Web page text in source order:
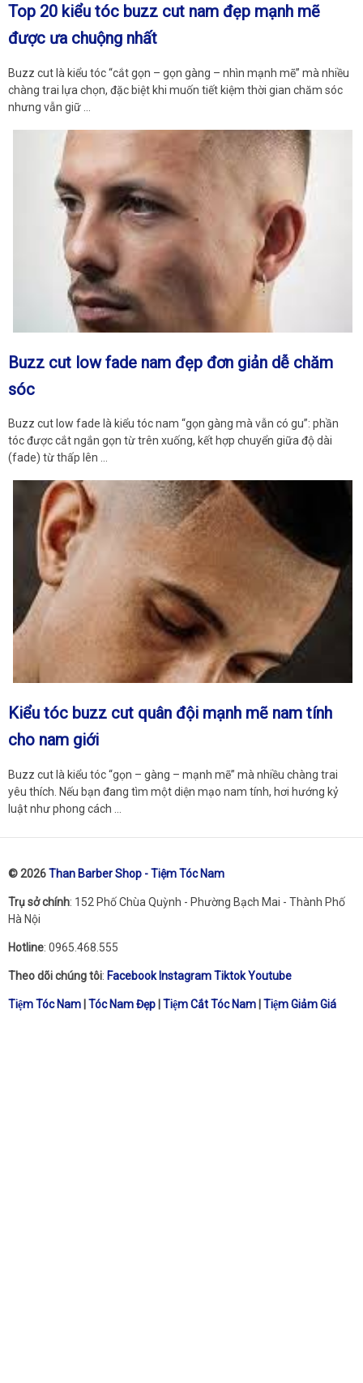
Top 20 kiểu tóc buzz cut nam đẹp mạnh mẽ
được ưa chuộng nhất
Buzz cut là kiểu tóc “cắt gọn – gọn gàng – nhìn mạnh mẽ” mà nhiều
chàng trai lựa chọn, đặc biệt khi muốn tiết kiệm thời gian chăm sóc
nhưng vẫn giữ …
Buzz cut low fade nam đẹp đơn giản dễ chăm
sóc
Buzz cut low fade là kiểu tóc nam “gọn gàng mà vẫn có gu”: phần
tóc được cắt ngắn gọn từ trên xuống, kết hợp chuyển giữa độ dài
(fade) từ thấp lên …
Kiểu tóc buzz cut quân đội mạnh mẽ nam tính
cho nam giới
Buzz cut là kiểu tóc “gọn – gàng – mạnh mẽ” mà nhiều chàng trai
yêu thích. Nếu bạn đang tìm một diện mạo nam tính, hơi hướng kỷ
luật như phong cách …
© 2026Than Barber Shop - Tiệm Tóc Nam
Trụ sở chính: 152 Phố Chùa Quỳnh - Phường Bạch Mai - Thành Phố
Hà Nội
Hotline: 0965.468.555
Theo dõi chúng tôi: Facebook InstagramTiktokYoutube
Tiệm Tóc Nam Tóc Nam Đẹp Tiệm Cắt Tóc Nam Tiệm Giảm Giá